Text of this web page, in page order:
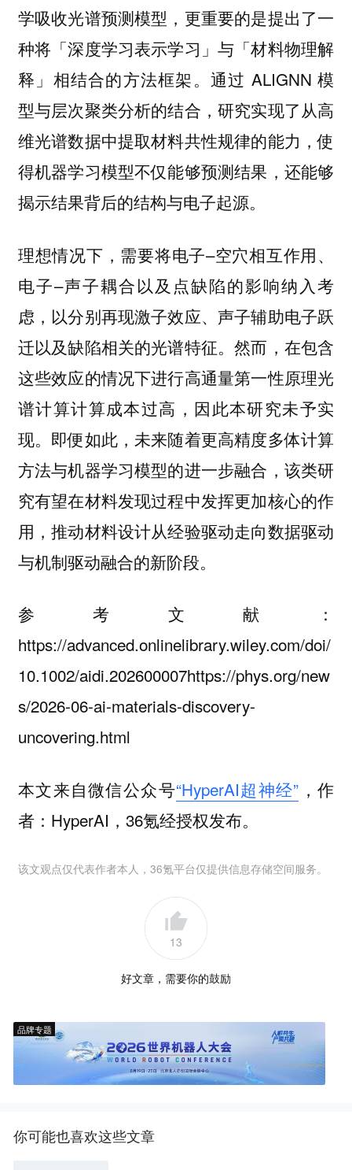
学吸收光谱预测模型，更重要的是提出了一
种将「深度学习表示学习」与「材料物理解
释」相结合的方法框架。通过 ALIGNN 模
型与层次聚类分析的结合，研究实现了从高
维光谱数据中提取材料共性规律的能力，使
得机器学习模型不仅能够预测结果，还能够
揭示结果背后的结构与电子起源。
理想情况下，需要将电子–空穴相互作用、
电子–声子耦合以及点缺陷的影响纳入考
虑，以分别再现激子效应、声子辅助电子跃
迁以及缺陷相关的光谱特征。然而，在包含
这些效应的情况下进行高通量第一性原理光
谱计算计算成本过高，因此本研究未予实
现。即便如此，未来随着更高精度多体计算
方法与机器学习模型的进一步融合，该类研
究有望在材料发现过程中发挥更加核心的作
用，推动材料设计从经验驱动走向数据驱动
与机制驱动融合的新阶段。
参考文献：
https://advanced.onlinelibrary.wiley.com/doi/
10.1002/aidi.202600007https://phys.org/new
s/2026-06-ai-materials-discovery-
uncovering.html
本文来自微信公众号“HyperAI超神经” ，作
者：HyperAI，36氪经授权发布。
该文观点仅代表作者本人，36氪平台仅提供信息存储空间服务。
13
好文章，需要你的鼓励
品牌专题
你可能也喜欢这些文章